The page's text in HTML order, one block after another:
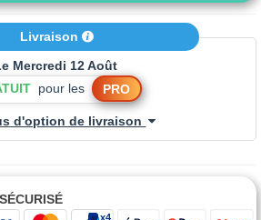
Livraison
Mercredi 12 Août
pour les PRO
d'option de livraison